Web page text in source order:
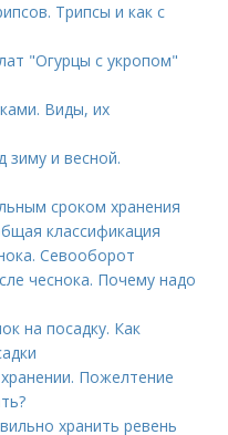
Трипсы и как с
"Огурцы с укропом"
Виды, их
зиму и весной.
сроком хранения
классификация
Севооборот
чеснока. Почему надо
на посадку. Как
Пожелтение
хранить ревень